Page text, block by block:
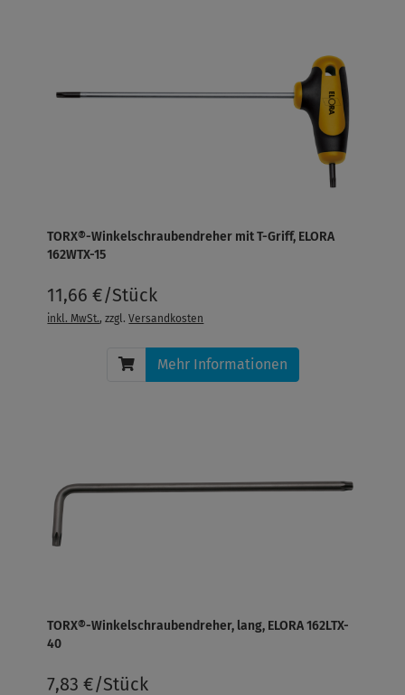
TORX®-Winkelschraubendreher mit T-Griff, ELORA
162WTX-15
11,66 €/Stück
inkl. MwSt., zzgl.Versandkosten
Mehr Informationen
TORX®-Winkelschraubendreher, lang, ELORA 162LTX-
40
7,83 €/Stück